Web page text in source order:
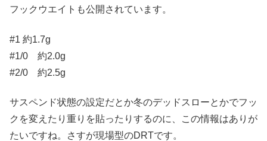
フックウエイトも公開されています。
#1 約1.7g
#1/0 約2.0g
#2/0 約2.5g
サスペンド状態の設定だとか冬のデッドスローとかでフッ
クを変えたり重りを貼ったりするのに、この情報はありが
たいですね。さすが現場型のDRTです。